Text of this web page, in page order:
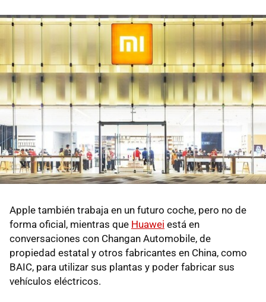
Apple también trabaja en un futuro coche, pero no de
forma oficial, mientras que Huawei está en
conversaciones con Changan Automobile, de
propiedad estatal y otros fabricantes en China, como
BAIC, para utilizar sus plantas y poder fabricar sus
vehículos eléctricos.